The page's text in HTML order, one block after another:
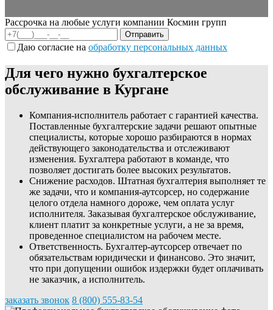
Рассрочка на любые услуги компании Космин групп
Даю согласие на обработку персональных данных
Для чего нужно бухгалтерское
обслуживание в Кургане
Компания-исполнитель работает с гарантией качества.
Поставленные бухгалтерские задачи решают опытные
специалисты, которые хорошо разбираются в нормах
действующего законодательства и отслеживают
изменения. Бухгалтера работают в команде, что
позволяет достигать более высоких результатов.
Снижение расходов. Штатная бухгалтерия выполняет те
же задачи, что и компания-аутсорсер, но содержание
целого отдела намного дороже, чем оплата услуг
исполнителя. Заказывая бухгалтерское обслуживание,
клиент платит за конкретные услуги, а не за время,
проведенное специалистом на рабочем месте.
Ответственность. Бухгалтер-аутсорсер отвечает по
обязательствам юридически и финансово. Это значит,
что при допущении ошибок издержки будет оплачивать
не заказчик, а исполнитель.
заказать звонок 8 (800) 555-83-54